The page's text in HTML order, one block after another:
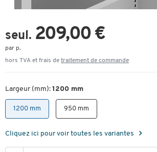
seul. 209,00 €
par p.
hors TVA et frais de traitement de commande
Largeur (mm): 1200 mm
1200 mm 950 mm
Cliquez ici pour voir toutes les variantes